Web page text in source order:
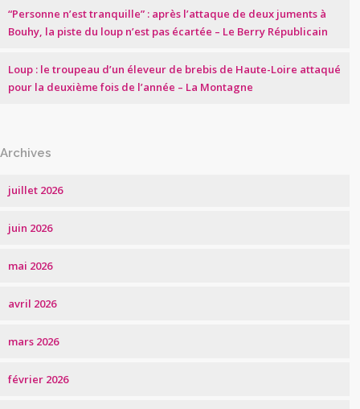
“Personne n’est tranquille” : après l’attaque de deux juments à
Bouhy, la piste du loup n’est pas écartée – Le Berry Républicain
Loup : le troupeau d’un éleveur de brebis de Haute-Loire attaqué
pour la deuxième fois de l’année – La Montagne
Archives
juillet 2026
juin 2026
mai 2026
avril 2026
mars 2026
février 2026